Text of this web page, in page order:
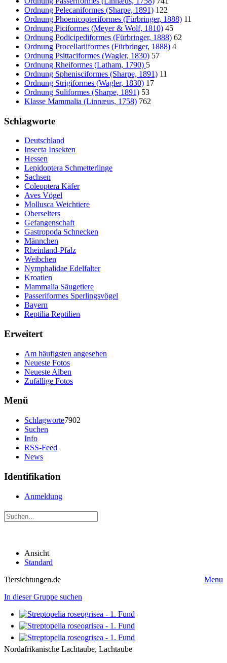
Ordnung Pelecaniformes (Sharpe, 1891) 122
Ordnung Phoenicopteriformes (Fürbringer, 1888) 11
Ordnung Piciformes (Meyer & Wolf, 1810) 45
Ordnung Podicipediformes (Fürbringer, 1888) 62
Ordnung Procellariiformes (Fürbringer, 1888) 4
Ordnung Psittaciformes (Wagler, 1830) 57
Ordnung Rheiformes (Latham, 1790) 5
Ordnung Sphenisciformes (Sharpe, 1891) 11
Ordnung Strigiformes (Wagler, 1830) 17
Ordnung Suliformes (Sharpe, 1891) 53
Klasse Mammalia (Linnæus, 1758) 762
Schlagworte
Deutschland
Insecta Insekten
Hessen
Lepidoptera Schmetterlinge
Sachsen
Coleoptera Käfer
Aves Vögel
Mollusca Weichtiere
Oberselters
Gefangenschaft
Gastropoda Schnecken
Männchen
Rheinland-Pfalz
Weibchen
Nymphalidae Edelfalter
Kroatien
Mammalia Säugetiere
Passeriformes Sperlingsvögel
Bayern
Reptilia Reptilien
Erweitert
Am häufigsten angesehen
Neueste Fotos
Neueste Alben
Zufällige Fotos
Menü
Schlagworte7902
Suchen
Info
RSS-Feed
News
Identifikation
Anmeldung
Ansicht
Standard
Tiersichtungen.de
Menu
In dieser Gruppe suchen
Nordafrikanische Lachtaube, Lachtaube